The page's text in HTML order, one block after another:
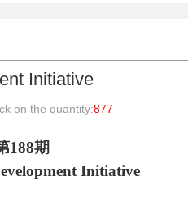
Initiative
on the quantity:877
188期
Initiative